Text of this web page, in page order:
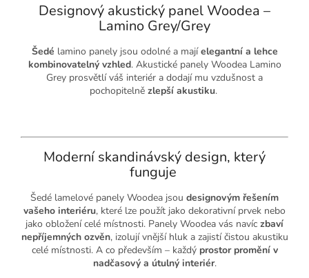
Designový akustický panel Woodea –
Lamino Grey/Grey
Šedé lamino panely jsou odolné a majíelegantní a lehce
kombinovatelný vzhled. Akustické panely Woodea Lamino
Grey prosvětlí váš interiér a dodají mu vzdušnost a
pochopitelně zlepší akustiku.
Moderní skandinávský design, který
funguje
Šedé lamelové panely Woodea jsou designovým řešením
vašeho interiéru, které lze použít jako dekorativní prvek nebo
jako obložení celé místnosti. Panely Woodea vás navíc zbaví
nepříjemných ozvěn, izolují vnější hluk a zajistí čistou akustiku
celé místnosti. A co především – každý prostor promění v
nadčasový a útulný interiér.